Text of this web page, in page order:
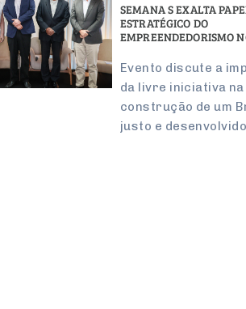
SEMANA S EXALTA
ESTRATÉGICO DO
EMPREENDEDORISMO
Evento discute a
da livre iniciativa na
construção de um
justo e desenvolvido